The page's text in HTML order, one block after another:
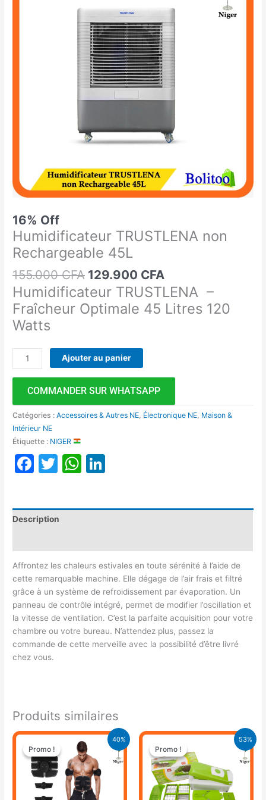
16% Off
Humidificateur TRUSTLENA non
Rechargeable 45L
155.000CFA
155.000 CFA.
129.900 CFA
129.900 CFA.
Humidificateur TRUSTLENA –
Fraîcheur Optimale 45 Litres 120
Watts
Ajouter au panier
COMMANDER SUR WHATSAPP
Catégories :Accessoires & Autres NE Électronique NE Maison &
Intérieur NE
Étiquette : NIGER
Facebook
TwitterWhatsApp
Description
Affrontez les chaleurs estivales en toute sérénité à l’aide de
cette remarquable machine. Elle dégage de l’air frais et filtré
grâce à un système de refroidissement par évaporation. Un
panneau de contrôle intégré, permet de modifier l’oscillation et
la vitesse de ventilation. C’est la parfaite acquisition pour votre
chambre ou votre bureau. N’attendez plus, passez la
commande de cette merveille avec la possibilité d’être livré
chez vous.
Produits similaires
40%
Promo !
Promo !
Le
prix
initial
était :
25.000 CFA.
Le
prix
est :
15.000 CFA.
53%
Promo !
Promo !
Le
prix
initial
était :
15.000 CFA.
Le
7.000 CFA.